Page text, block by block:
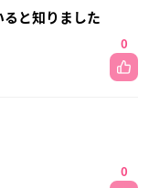
ると知りました
0
0